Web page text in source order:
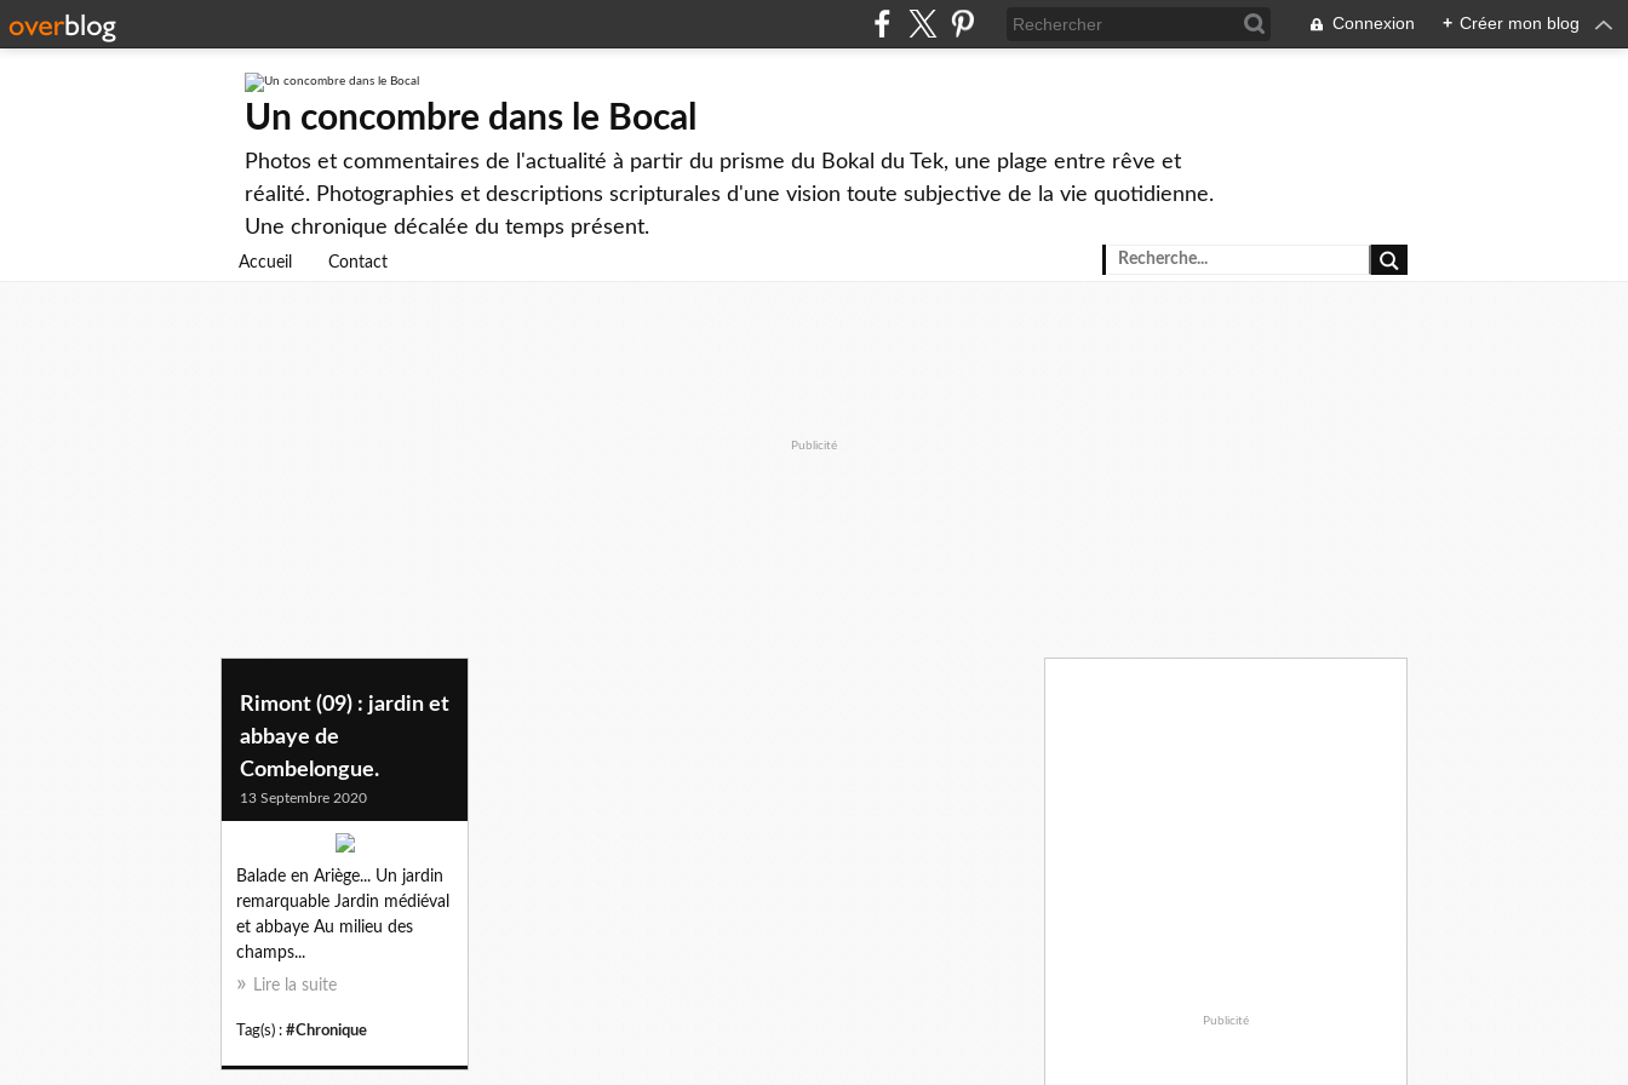
Connexion + Créer mon blog
Un concombre dans le Bocal
Photos et commentaires de l'actualité à partir du prisme du Bokal du Tek, une plage entre rêve et
réalité. Photographies et descriptions scripturales d'une vision toute subjective de la vie quotidienne.
Une chronique décalée du temps présent.
Accueil Contact
Publicité
Rimont (09) : jardin et
abbaye de
Combelongue.
13 Septembre 2020
Balade en Ariège... Un jardin
remarquable Jardin médiéval
et abbaye Au milieu des
champs...
Lire la suite
Tag(s) : #Chronique
Publicité